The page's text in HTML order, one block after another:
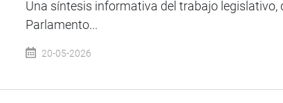
Una síntesis informativa del trabajo legislativo,
Parlamento...
20-05-2026